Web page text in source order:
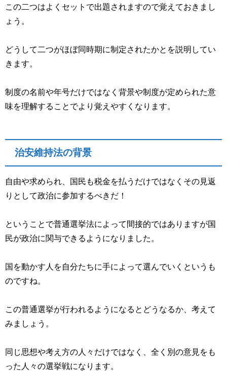
この二つはよくセットで出題されますので覚えておきまし
ょう。
どうして二つがほぼ同時期に制定されたかとを説明してい
きます。
制度の名前や年号だけではなく背景や制度が定められた意
味を理解することでより覚えやすくなります。
治安維持法の背景
自由や求められ、国民も税金を払うだけではなくその見返
りとして政治に参加するべきだ！
ということで普通選挙法によって間接的ではありますが国
民が政治に関与できるようになりました。
国を動かす人を自分たちに手によって選んでいくというも
のですね。
この普通選挙が行われるようになるとどうなるか、考えて
みましょう。
同じ思想や考え方の人々だけではなく、全く別の意見をも
った人々の選挙戦になります。